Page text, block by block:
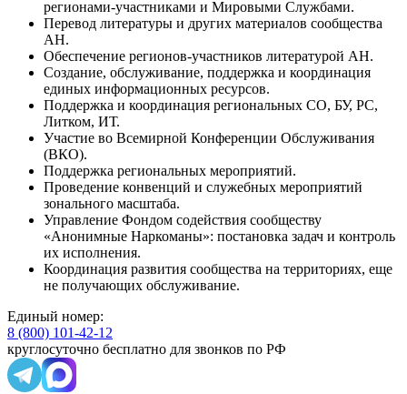
регионами-участниками и Мировыми Службами.
Перевод литературы и других материалов сообщества
АН.
Обеспечение регионов-участников литературой АН.
Создание, обслуживание, поддержка и координация
единых информационных ресурсов.
Поддержка и координация региональных СО, БУ, РС,
Литком, ИТ.
Участие во Всемирной Конференции Обслуживания
(ВКО).
Поддержка региональных мероприятий.
Проведение конвенций и служебных мероприятий
зонального масштаба.
Управление Фондом содействия сообществу
«Анонимные Наркоманы»: постановка задач и контроль
их исполнения.
Координация развития сообщества на территориях, еще
не получающих обслуживание.
Единый номер:
8 (800) 101-42-12
круглосуточно бесплатно для звонков по РФ